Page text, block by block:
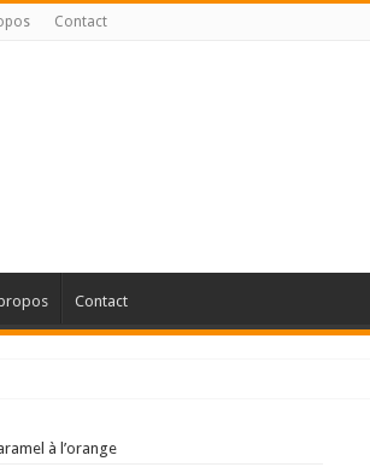
Contact
Contact
à l’orange